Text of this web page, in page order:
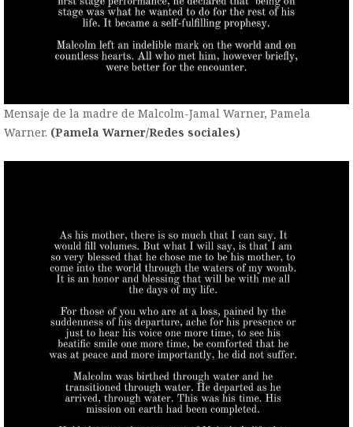
Mensaje de la madre de Malcolm-Jamal Warner, Pamela
Warner. (Pamela Warner/Redes sociales)